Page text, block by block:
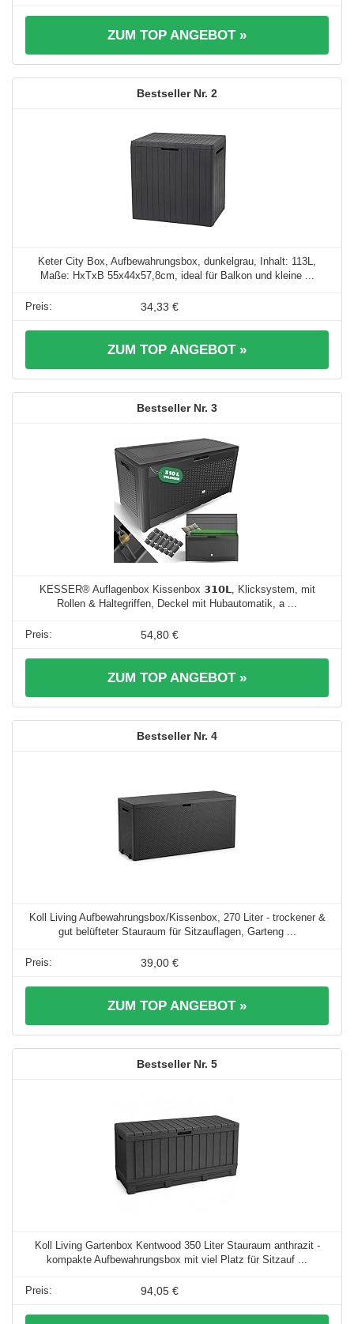
ZUM TOP ANGEBOT »
2
Keter City Box, Aufbewahrungsbox, dunkelgrau, Inhalt: 113L,
Maße: HxTxB 55x44x57,8cm, ideal für Balkon und kleine ...
34,33 €
ZUM TOP ANGEBOT »
3
KESSER® Auflagenbox Kissenbox 𝟯𝟭𝟬𝗟, Klicksystem, mit
Rollen & Haltegriffen, Deckel mit Hubautomatik, a ...
54,80 €
ZUM TOP ANGEBOT »
4
Koll Living Aufbewahrungsbox/Kissenbox, 270 Liter - trockener &
gut belüfteter Stauraum für Sitzauflagen, Garteng ...
39,00 €
ZUM TOP ANGEBOT »
5
Koll Living Gartenbox Kentwood 350 Liter Stauraum anthrazit -
kompakte Aufbewahrungsbox mit viel Platz für Sitzauf ...
94,05 €